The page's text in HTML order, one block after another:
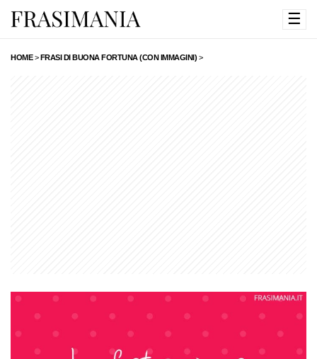
☰
HOME>FRASI DI BUONA FORTUNA (CON IMMAGINI) >